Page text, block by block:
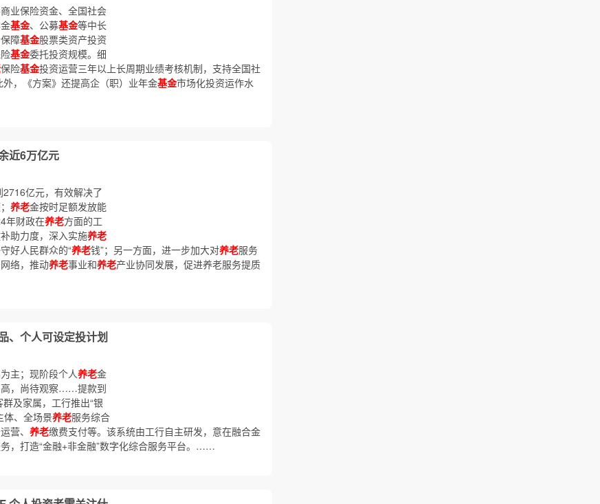
业保险资金、全国社会
基金、公募基金等中长
障基金股票类资产投资
基金委托投资规模。细
保险基金投资运营三年以上长周期业绩考核机制，支持全国社
，《方案》还提高企（职）业年金基金市场化投资运作水
近6万亿元
亿元，有效解决了
养老金按时足额发放能
年财政在养老方面的工
助力度，深入实施养老
好人民群众的“养老钱”；另一方面，进一步加大对养老服务
络，推动养老事业和养老产业协同发展，促进养老服务提质
、个人可设定投计划
主；现阶段个人养老金
高，尚待观察……提款到
及家属，工行推出“银
体、全场景养老服务综合
营、 养老缴费支付等。该系统由工行自主研发，意在融合金
，打造“金融+非金融”数字化综合服务平台。……